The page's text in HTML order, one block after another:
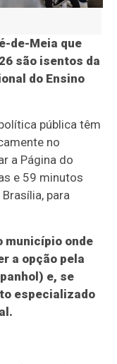
de-Meia que
são isentos da
do Ensino
pública têm
no
a Página do
e 59 minutos
para
município onde
a opção pela
e, se
especializado